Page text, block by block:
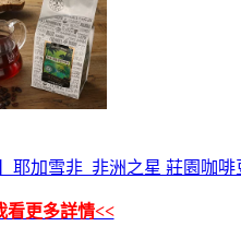
耶加雪非_非洲之星 莊園咖啡
看更多詳情<<